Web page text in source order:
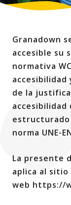
Granadown
accesible su
normativa
accesibilidad
de la
accesibilidad
estructurado
norma UNE-
La presente
aplica al sitio
web https://